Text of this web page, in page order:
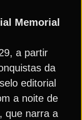
Memorial
a partir
da
editorial
a noite de
que narra a